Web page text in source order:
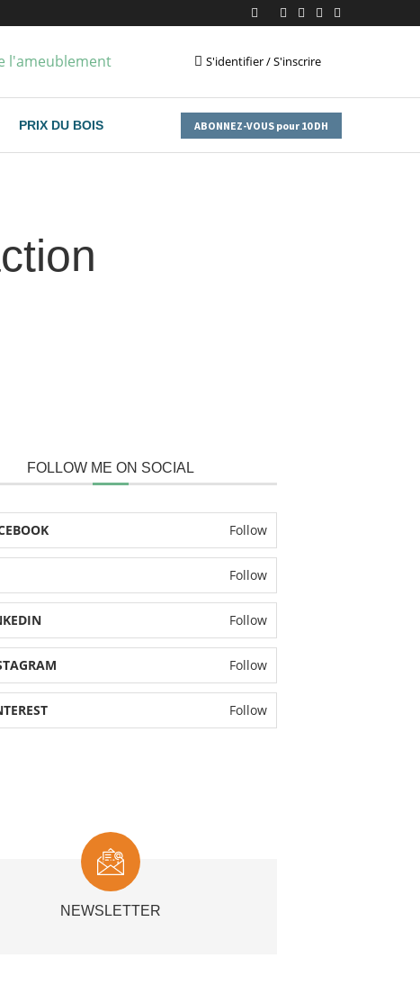
S'identifier / S'inscrire
PRIX DU BOIS ABONNEZ-VOUS pour 10 DH
FOLLOW ME ON SOCIAL
Follow
Follow
Follow
Follow
Follow
NEWSLETTER